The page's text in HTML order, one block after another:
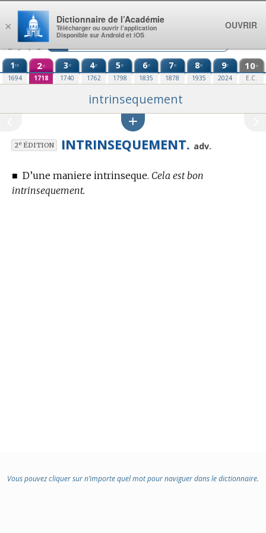
Aller au contenu
1re
1694
2e
1718
3e
1740
4e
1762
5e
1798
6e
1835
7e
1878
8e
1935
9e
2024
10e
E.C.
intrinsequement
2eÉDITION INTRINSEQUEMENT. adv.
■ D’une maniere intrinseque. Cela est bon
intrinsequement.
Vous pouvez cliquer sur n’importe quel mot pour naviguer dans le dictionnaire.
×
Dictionnaire de l’Académie
Télécharger ou ouvrir l’application
Disponible sur Android et iOS
OUVRIR